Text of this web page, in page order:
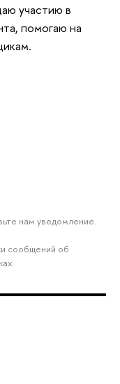
участию в
помогаю на
нам уведомление.
сообщений об